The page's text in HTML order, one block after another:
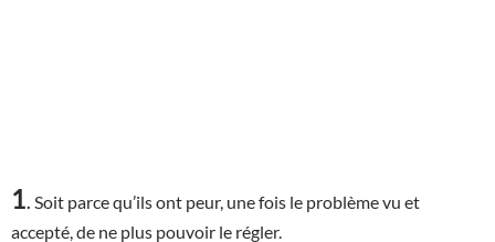
1 Soit parce qu’ils ont peur, une fois le problème vu et
accepté, de ne plus pouvoir le régler.